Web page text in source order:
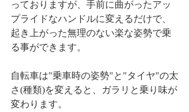
っておりますが、手前に曲がったアッ
プライドなハンドルに変えるだけで、
起き上がった無理のない楽な姿勢で乗
る事ができます。
自転車は"乗車時の姿勢"と"タイヤ"の太
さ(種類)を変えると、ガラリと乗り味が
変わります。